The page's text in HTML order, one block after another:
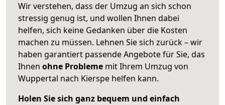
Wir verstehen, dass der Umzug an sich schon
stressig genug ist, und wollen Ihnen dabei
helfen, sich keine Gedanken über die Kosten
machen zu müssen. Lehnen Sie sich zurück – wir
haben garantiert passende Angebote für Sie, das
Ihnen ohne Probleme mit Ihrem Umzug von
Wuppertal nach Kierspe helfen kann.
Holen Sie sich ganz bequem und einfach